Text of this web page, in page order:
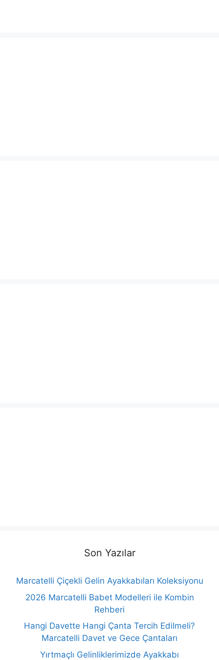
Son Yazılar
Marcatelli Çiçekli Gelin Ayakkabıları Koleksiyonu
2026 Marcatelli Babet Modelleri ile Kombin
Rehberi
Hangi Davette Hangi Çanta Tercih Edilmeli?
Marcatelli Davet ve Gece Çantaları
Yırtmaçlı Gelinliklerimizde Ayakkabı